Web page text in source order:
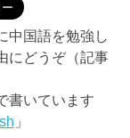
中国語を勉強し
にどうぞ（記事
書いています
」